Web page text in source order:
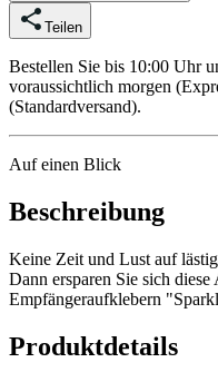
Teilen
Bestellen Sie bis 10:00 Uhr
voraussichtlich morgen
(Standardversand).
Auf einen Blick
Beschreibung
Keine Zeit und Lust auf
Dann ersparen Sie sich
Empfängeraufklebern
Produktdetails